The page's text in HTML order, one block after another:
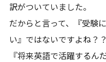
訳がついていました。
だからと言って、『受験
い』ではないですよね？？
『将来英語で活躍するん